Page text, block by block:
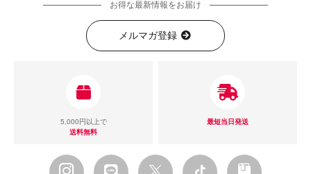
お得な最新情報をお届け
メルマガ登録
5,000円以上で
送料無料
最短当日発送